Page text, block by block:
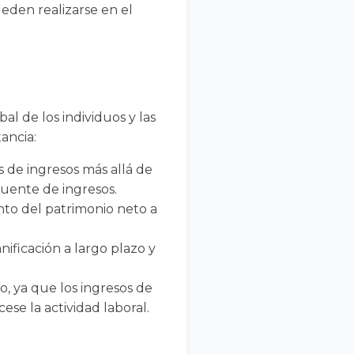
realizarse en el
de los individuos y las
ingresos más allá de
de ingresos.
del patrimonio neto a
a largo plazo y
ya que los ingresos de
la actividad laboral.